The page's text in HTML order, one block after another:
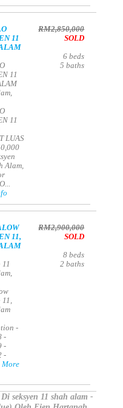
11
11
11
LUAS
Alam,
RM2,850,000
SOLD
6 beds
5 baths
11,
11
11,
-
-
-
-
More
RM2,900,000
SOLD
8 beds
2 baths
seksyen 11 shah alam -